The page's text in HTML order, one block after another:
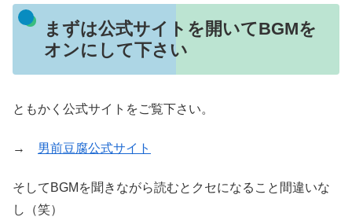
まずは公式サイトを開いてBGMを
オンにして下さい
ともかく公式サイトをご覧下さい。
→ 男前豆腐公式サイト
そしてBGMを聞きながら読むとクセになること間違いな
し（笑）